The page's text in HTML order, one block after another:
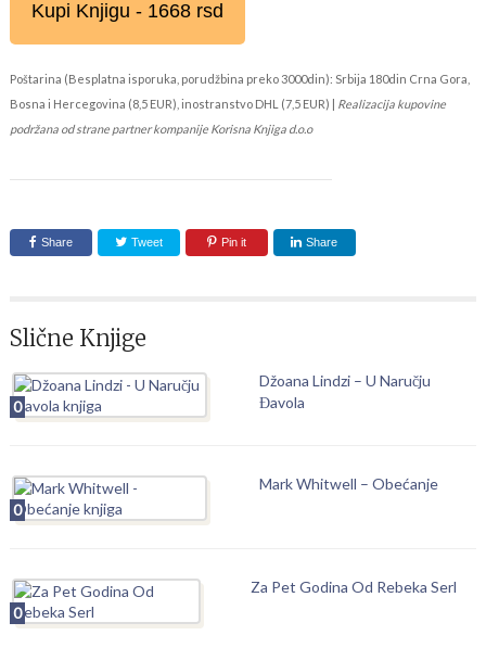
Kupi Knjigu - 1668 rsd
Poštarina (Besplatna isporuka, porudžbina preko 3000din): Srbija 180din Crna Gora,
Bosna i Hercegovina (8,5 EUR), inostranstvo DHL (7,5 EUR) | Realizacija kupovine
podržana od strane partner kompanije Korisna Knjiga d.o.o
Share Tweet Pin it Share
Slične Knjige
0
Džoana Lindzi – U Naručju
Đavola
0
Mark Whitwell – Obećanje
0
Za Pet Godina Od Rebeka Serl